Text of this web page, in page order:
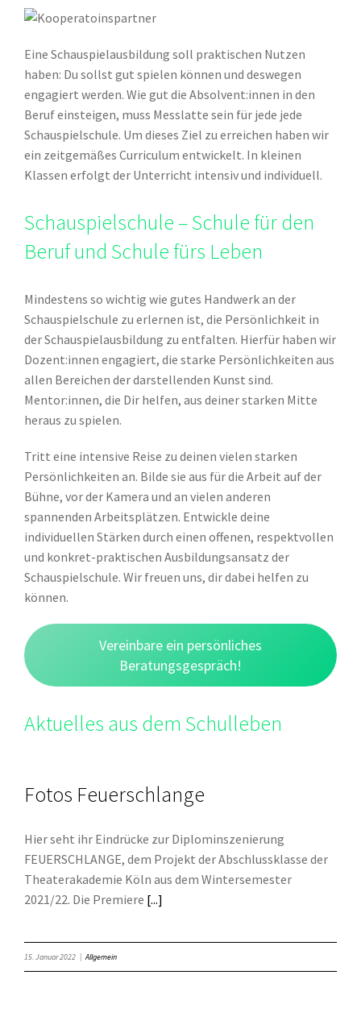
Eine Schauspielausbildung soll praktischen Nutzen
haben: Du sollst gut spielen können und deswegen
engagiert werden. Wie gut die Absolvent:innen in den
Beruf einsteigen, muss Messlatte sein für jede jede
Schauspielschule. Um dieses Ziel zu erreichen haben wir
ein zeitgemäßes Curriculum entwickelt. In kleinen
Klassen erfolgt der Unterricht intensiv und individuell.
Schauspielschule – Schule für den
Beruf und Schule fürs Leben
Mindestens so wichtig wie gutes Handwerk an der
Schauspielschule zu erlernen ist, die Persönlichkeit in
der Schauspielausbildung zu entfalten. Hierfür haben wir
Dozent:innen engagiert, die starke Persönlichkeiten aus
allen Bereichen der darstellenden Kunst sind.
Mentor:innen, die Dir helfen, aus deiner starken Mitte
heraus zu spielen.
Tritt eine intensive Reise zu deinen vielen starken
Persönlichkeiten an. Bilde sie aus für die Arbeit auf der
Bühne, vor der Kamera und an vielen anderen
spannenden Arbeitsplätzen. Entwickle deine
individuellen Stärken durch einen offenen, respektvollen
und konkret-praktischen Ausbildungsansatz der
Schauspielschule. Wir freuen uns, dir dabei helfen zu
können.
Vereinbare ein persönliches
Beratungsgespräch!
Aktuelles aus dem Schulleben
Fotos Feuerschlange
Hier seht ihr Eindrücke zur Diplominszenierung
FEUERSCHLANGE, dem Projekt der Abschlussklasse der
Theaterakademie Köln aus dem Wintersemester
2021/22. Die Premiere [...]
15. Januar 2022 Allgemein